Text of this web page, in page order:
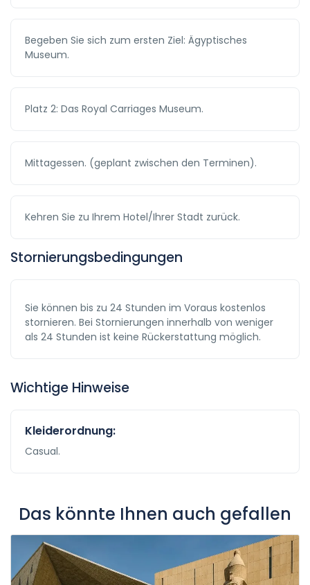
Begeben Sie sich zum ersten Ziel: Ägyptisches
Museum.
Platz 2: Das Royal Carriages Museum.
Mittagessen. (geplant zwischen den Terminen).
Kehren Sie zu Ihrem Hotel/Ihrer Stadt zurück.
Stornierungsbedingungen
Sie können bis zu 24 Stunden im Voraus kostenlos
stornieren. Bei Stornierungen innerhalb von weniger
als 24 Stunden ist keine Rückerstattung möglich.
Wichtige Hinweise
Kleiderordnung:
Casual.
Das könnte Ihnen auch gefallen